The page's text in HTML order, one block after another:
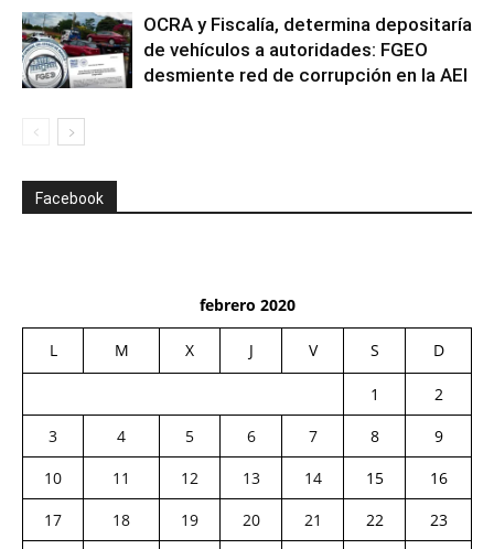
OCRA y Fiscalía, determina depositaría
de vehículos a autoridades: FGEO
desmiente red de corrupción en la AEI
Facebook
febrero 2020
L M X J V S D
1
2
3
4 5 6 7 8
9
10
11 12 13 14 15
16
17
18 19 20 21 22
23